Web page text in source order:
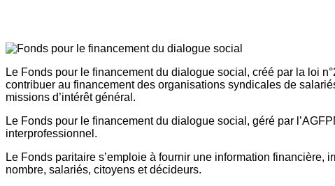
Le Fonds pour le financement du dialogue social, créé par la loi
contribuer au financement des organisations syndicales de
missions d’intérêt général.
Le Fonds pour le financement du dialogue social, géré par
interprofessionnel.
Le Fonds paritaire s’emploie à fournir une information
nombre, salariés, citoyens et décideurs.